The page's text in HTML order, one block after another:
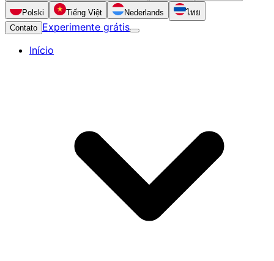
Polski
Tiếng Việt Nederlands
ไทย
Contato Experimente grátis
Início